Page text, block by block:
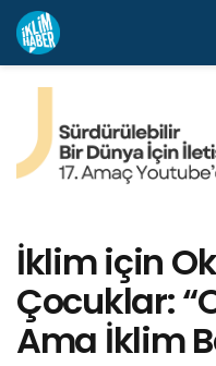
İklim için
Çocuklar:
Ama İklim